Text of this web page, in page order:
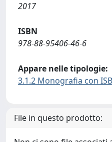
2017
ISBN
978-88-95406-46-6
Appare nelle tipologie:
3.1.2 Monografia con
File in questo prodotto: